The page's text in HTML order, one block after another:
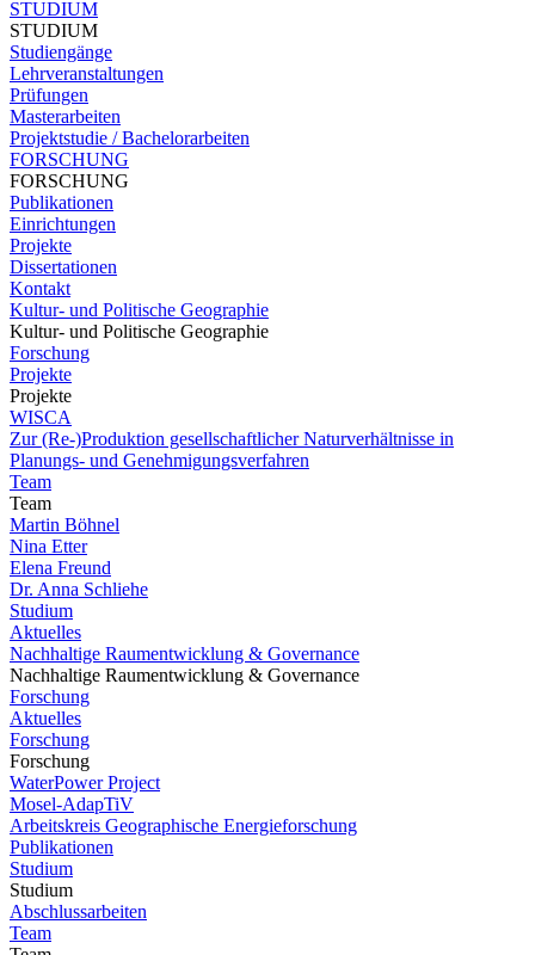
STUDIUM
STUDIUM
Studiengänge
Lehrveranstaltungen
Prüfungen
Masterarbeiten
Projektstudie / Bachelorarbeiten
FORSCHUNG
FORSCHUNG
Publikationen
Einrichtungen
Projekte
Dissertationen
Kontakt
Kultur- und Politische Geographie
Kultur- und Politische Geographie
Forschung
Projekte
Projekte
WISCA
Zur (Re-)Produktion gesellschaftlicher Naturverhältnisse in
Planungs- und Genehmigungsverfahren
Team
Team
Martin Böhnel
Nina Etter
Elena Freund
Dr. Anna Schliehe
Studium
Aktuelles
Nachhaltige Raumentwicklung & Governance
Nachhaltige Raumentwicklung & Governance
Forschung
Aktuelles
Forschung
Forschung
WaterPower Project
Mosel-AdapTiV
Arbeitskreis Geographische Energieforschung
Publikationen
Studium
Studium
Abschlussarbeiten
Team